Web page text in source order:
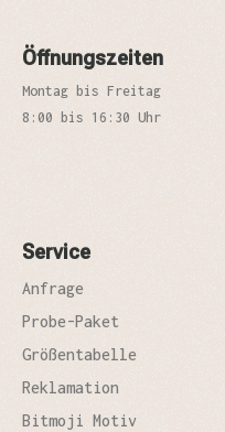
Öffnungszeiten
Montag bis Freitag
8:00 bis 16:30 Uhr
Service
Anfrage
Probe-Paket
Größentabelle
Reklamation
Bitmoji Motiv